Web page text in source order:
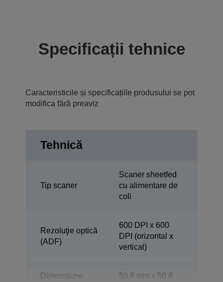
Specificații tehnice
Caracteristicile și specificațiile produsului se pot
modifica fără preaviz
Tehnică
Tip scaner
Scaner sheetfed
cu alimentare de
coli
Rezoluţie optică
(ADF)
600 DPI x 600
DPI (orizontal x
vertical)
Dimensiune
50,8 mm x 50,8